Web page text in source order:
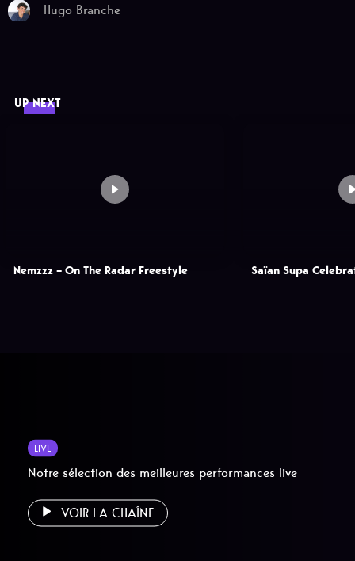
Hugo Branche
UP NEXT
Nemzzz – On The Radar Freestyle Saïan Supa
LIVE
Notre sélection des meilleures performances live
VOIR LA CHAÎNE